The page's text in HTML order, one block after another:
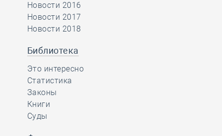
Новости 2016
Новости 2017
Новости 2018
Библиотека
Это интересно
Статистика
Законы
Книги
Суды